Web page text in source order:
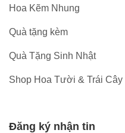
Hoa Kẽm Nhung
Quà tặng kèm
Quà Tặng Sinh Nhật
Shop Hoa Tười & Trái Cây
Đăng ký nhận tin